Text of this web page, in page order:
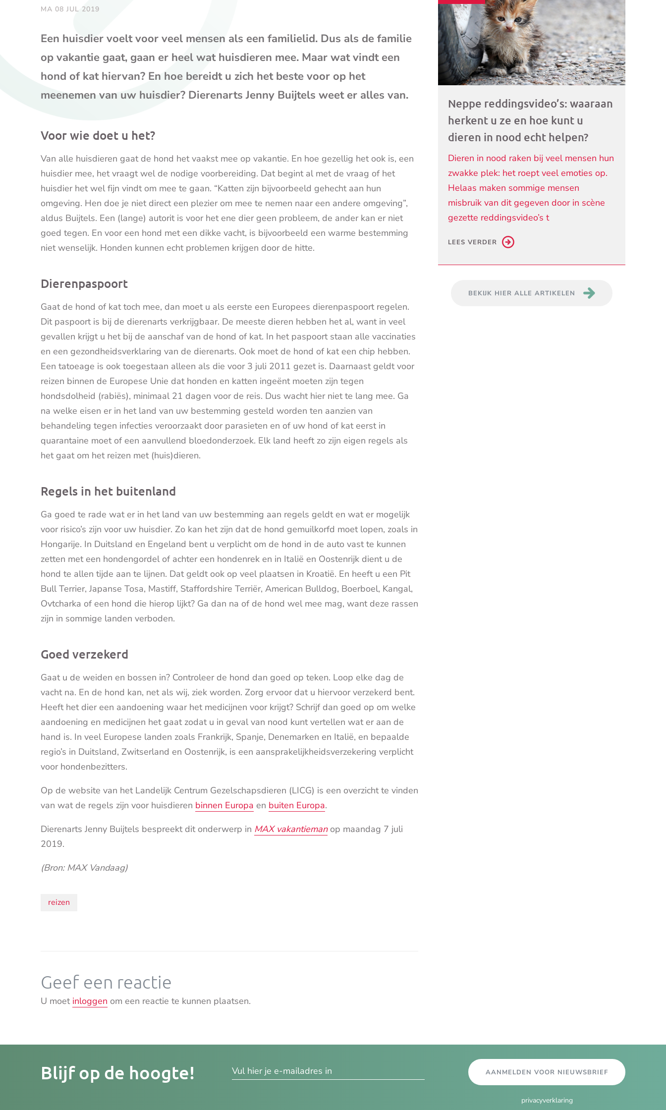
(opent
mailprogramma)
MA 08 JUL 2019
Een huisdier voelt voor veel mensen als een familielid. Dus als de familie
op vakantie gaat, gaan er heel wat huisdieren mee. Maar wat vindt een
hond of kat hiervan? En hoe bereidt u zich het beste voor op het
meenemen van uw huisdier? Dierenarts Jenny Buijtels weet er alles van.
Voor wie doet u het?
Van alle huisdieren gaat de hond het vaakst mee op vakantie. En hoe gezellig het ook is, een
huisdier mee, het vraagt wel de nodige voorbereiding. Dat begint al met de vraag of het
huisdier het wel fijn vindt om mee te gaan. “Katten zijn bijvoorbeeld gehecht aan hun
omgeving. Hen doe je niet direct een plezier om mee te nemen naar een andere omgeving”,
aldus Buijtels. Een (lange) autorit is voor het ene dier geen probleem, de ander kan er niet
goed tegen. En voor een hond met een dikke vacht, is bijvoorbeeld een warme bestemming
niet wenselijk. Honden kunnen echt problemen krijgen door de hitte.
Dierenpaspoort
Gaat de hond of kat toch mee, dan moet u als eerste een Europees dierenpaspoort regelen.
Dit paspoort is bij de dierenarts verkrijgbaar. De meeste dieren hebben het al, want in veel
gevallen krijgt u het bij de aanschaf van de hond of kat. In het paspoort staan alle vaccinaties
en een gezondheidsverklaring van de dierenarts. Ook moet de hond of kat een chip hebben.
Een tatoeage is ook toegestaan alleen als die voor 3 juli 2011 gezet is. Daarnaast geldt voor
reizen binnen de Europese Unie dat honden en katten ingeënt moeten zijn tegen
hondsdolheid (rabiës), minimaal 21 dagen voor de reis. Dus wacht hier niet te lang mee. Ga
na welke eisen er in het land van uw bestemming gesteld worden ten aanzien van
behandeling tegen infecties veroorzaakt door parasieten en of uw hond of kat eerst in
quarantaine moet of een aanvullend bloedonderzoek. Elk land heeft zo zijn eigen regels als
het gaat om het reizen met (huis)dieren.
Regels in het buitenland
Ga goed te rade wat er in het land van uw bestemming aan regels geldt en wat er mogelijk
voor risico’s zijn voor uw huisdier. Zo kan het zijn dat de hond gemuilkorfd moet lopen, zoals in
Hongarije. In Duitsland en Engeland bent u verplicht om de hond in de auto vast te kunnen
zetten met een hondengordel of achter een hondenrek en in Italië en Oostenrijk dient u de
hond te allen tijde aan te lijnen. Dat geldt ook op veel plaatsen in Kroatië. En heeft u een Pit
Bull Terrier, Japanse Tosa, Mastiff, Staffordshire Terriër, American Bulldog, Boerboel, Kangal,
Ovtcharka of een hond die hierop lijkt? Ga dan na of de hond wel mee mag, want deze rassen
zijn in sommige landen verboden.
Goed verzekerd
Gaat u de weiden en bossen in? Controleer de hond dan goed op teken. Loop elke dag de
vacht na. En de hond kan, net als wij, ziek worden. Zorg ervoor dat u hiervoor verzekerd bent.
Heeft het dier een aandoening waar het medicijnen voor krijgt? Schrijf dan goed op om welke
aandoening en medicijnen het gaat zodat u in geval van nood kunt vertellen wat er aan de
hand is. In veel Europese landen zoals Frankrijk, Spanje, Denemarken en Italië, en bepaalde
regio’s in Duitsland, Zwitserland en Oostenrijk, is een aansprakelijkheidsverzekering verplicht
voor hondenbezitters.
Op de website van het Landelijk Centrum Gezelschapsdieren (LICG) is een overzicht te vinden
van wat de regels zijn voor huisdieren binnen Europa en buiten Europa.
Dierenarts Jenny Buijtels bespreekt dit onderwerp in MAX vakantiemanop maandag 7 juli
2019.
(Bron: MAX Vandaag)
Onderwerpen:
reizen
Geef een reactie
U moet inloggen om een reactie te kunnen plaatsen.
Neppe reddingsvideo’s: waaraan
herkent u ze en hoe kunt u
dieren in nood echt helpen?
Dieren in nood raken bij veel mensen hun
zwakke plek: het roept veel emoties op.
Helaas maken sommige mensen
misbruik van dit gegeven door in scène
gezette reddingsvideo’s t
LEES VERDER
BEKIJK HIER ALLE ARTIKELEN
Blijf op de hoogte! AANMELDEN VOOR NIEUWSBRIEF
privacyverklaring